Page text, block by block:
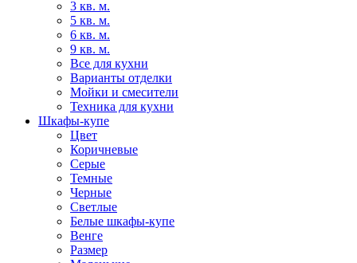
3 кв. м.
5 кв. м.
6 кв. м.
9 кв. м.
Все для кухни
Варианты отделки
Мойки и смесители
Техника для кухни
Шкафы-купе
Цвет
Коричневые
Серые
Темные
Черные
Светлые
Белые шкафы-купе
Венге
Размер